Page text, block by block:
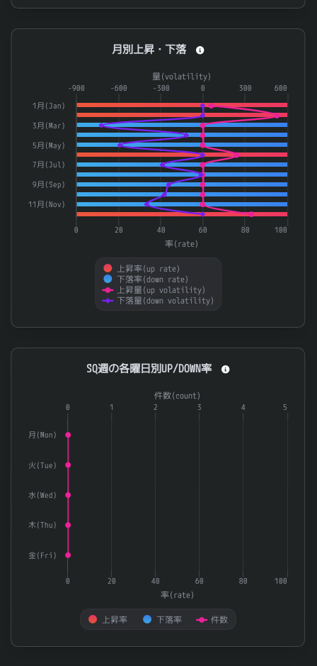
End of interactive chart.
Combination chart with 4 data series.
The chart has 1 X axis displaying categories.
The chart has 2 Y axes displaying 率(rate) and 量
率(rate)
量(volatility)
上昇率(up rate)
下落率(down rate)
上昇量(up volatility)
下落量(down volatility)
1月(Jan)
3月(Mar)
5月(May)
7月(Jul)
9月(Sep)
11月(Nov)
0 20 40 60 80 100
-900 -600 -300 0 300 600
月別上昇・下落
End of interactive chart.
SQ週の各曜日別UP/DOWN率
Combination chart with 3 data series.
The chart has 1 X axis displaying categories.
率(rate)
件数(count)
上昇率 下落率 件数
月(Mon)
火(Tue)
水(Wed)
木(Thu)
金(Fri)
0 20 40 60 80 100
0 1 2 3 4 5
SQ週の各曜日別UP/DOWN率
End of interactive chart.